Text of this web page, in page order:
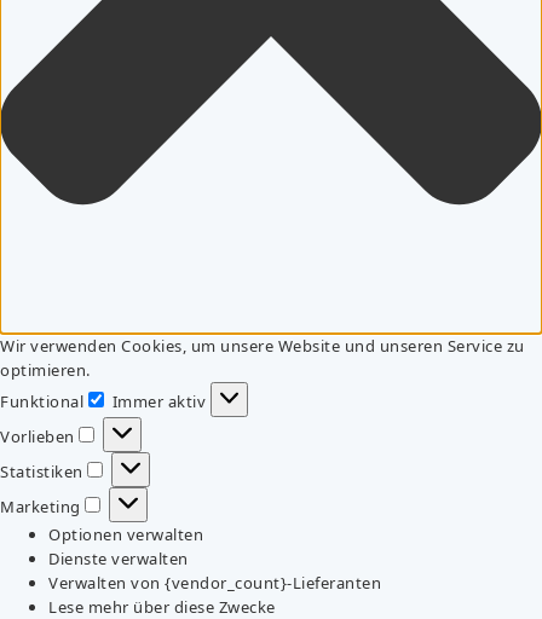
Wir verwenden Cookies, um unsere Website und unseren Service zu
optimieren.
Funktional
Funktional
Immer aktiv
Vorlieben
Vorlieben
Statistiken
Statistiken
Marketing
Marketing
Optionen verwalten
Dienste verwalten
Verwalten von {vendor_count}-Lieferanten
Lese mehr über diese Zwecke